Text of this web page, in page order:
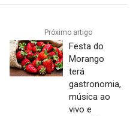
Próximo artigo
Festa do
Morango
terá
gastronomia,
música ao
vivo e